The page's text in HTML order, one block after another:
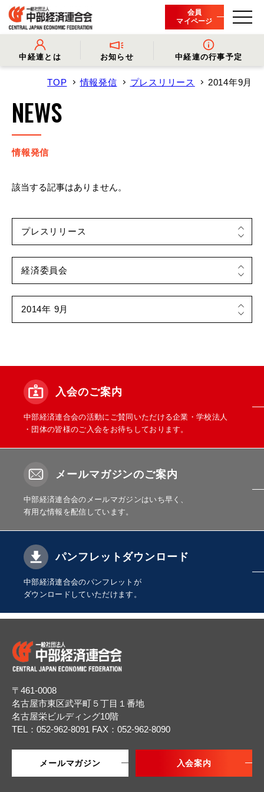
会員
マイページ
中経連とは
- 中経連とは - 会長挨拶
- 役員名簿
- 会員一覧
お知らせ
- 情報発信 - プレスリリース
- 会長コメント
- イベント・セミナー
中経連の行事予定
TOP 情報発信 プレスリリース 2014年9月
NEWS
情報発信
該当する記事はありません。
入会のご案内
中部経済連合会の活動にご賛同いただける企業・学校法人
・団体の皆様のご入会をお待ちしております。
メールマガジンのご案内
中部経済連合会のメールマガジンはいち早く、
有用な情報を配信しています。
パンフレットダウンロード
中部経済連合会のパンフレットが
ダウンロードしていただけます。
〒461-0008
名古屋市東区武平町５丁目１番地
名古屋栄ビルディング10階
TEL：052-962-8091 FAX：052-962-8090
メールマガジン 入会案内